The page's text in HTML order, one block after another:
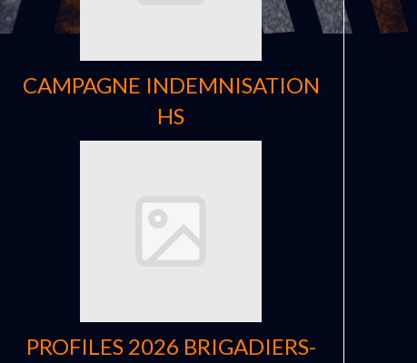
CAMPAGNE INDEMNISATION
HS
PROFILES 2026 BRIGADIERS-